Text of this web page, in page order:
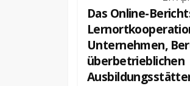
Das Online-
Unternehmen,
überbetrieblichen